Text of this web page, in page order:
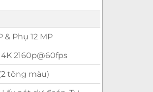
& Phụ 12 MP
2160p@60fps
tông màu)